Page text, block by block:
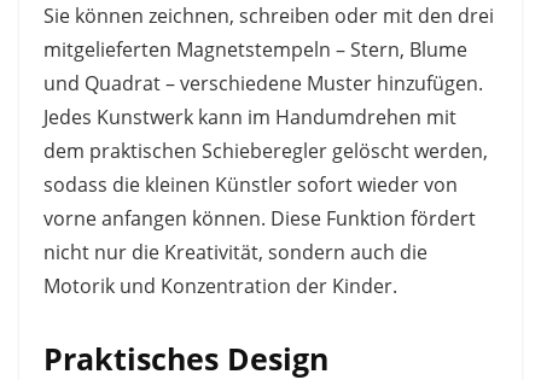
Sie können zeichnen, schreiben oder mit den drei
mitgelieferten Magnetstempeln – Stern, Blume
und Quadrat – verschiedene Muster hinzufügen.
Jedes Kunstwerk kann im Handumdrehen mit
dem praktischen Schieberegler gelöscht werden,
sodass die kleinen Künstler sofort wieder von
vorne anfangen können. Diese Funktion fördert
nicht nur die Kreativität, sondern auch die
Motorik und Konzentration der Kinder.
Praktisches Design